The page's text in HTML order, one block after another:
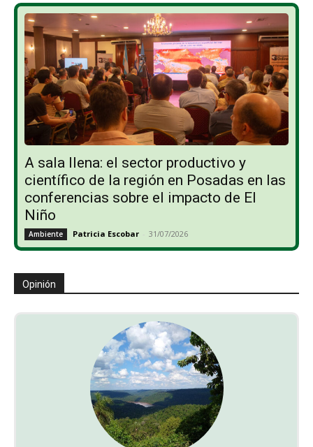
A sala llena: el sector productivo y
científico de la región en Posadas en las
conferencias sobre el impacto de El
Niño
Ambiente Patricia Escobar - 31/07/2026
Opinión